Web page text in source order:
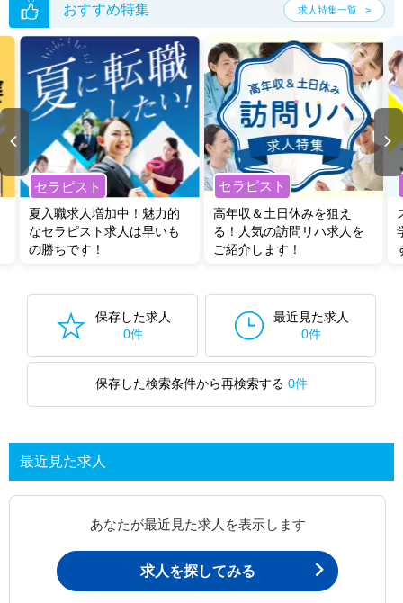
おすすめ特集 求人特集一覧
セラピスト
夏入職求人増加中！魅力的
なセラピスト求人は早いも
の勝ちです！
セラピスト
高年収＆土日休みを狙え
る！人気の訪問リハ求人を
ご紹介します！
保存した求人
0件
最近見た求人
0件
保存した検索条件から再検索する 0件
最近見た求人
あなたが最近見た求人を表示します
求人を探してみる